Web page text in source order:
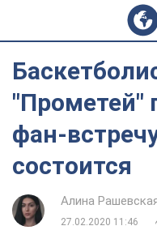
"Прометей"
фан-
состоится
Алина
27.02.2020 11:46